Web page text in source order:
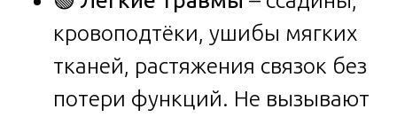
кровоподтёки, ушибы мягких
тканей, растяжения связок без
потери функций. Не вызывают